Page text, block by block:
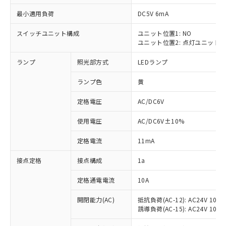
最小適用負荷 DC5V 6mA
スイッチユニット構成
ユニット位置1: NO
ユニット位置2: 点灯ユニット
ランプ 照光部方式 LEDランプ
ランプ色 黄
定格電圧 AC/DC6V
使用電圧 AC/DC6V±10%
定格電流 11mA
接点定格 接点構成 1a
定格通電電流 10A
開閉能力(AC)
抵抗負荷(AC-12): AC24V 10A/
誘導負荷(AC-15): AC24V
以下の条件をお読みいただき、同意のうえ
本サービスは、当社制御機器事業取扱
商品の当社在庫状況および標準価格
(税抜)を提供させていただくもので
当社制御機器事業取扱商品の中には、
本サービスの対象外となる商品もある
非含有に対応した製品が提供可能な商品で
対応予定：EU RoHS指令（10物質）の非含
有に対応した製品に切り替える予定のある
対応予定なし：EU RoHS指令（10物質）の
非含有に非対応の商品で、対応品を出す予
調査・確認中：EU RoHS指令（10物質）の
非含有の対応状況を調査中または確認中の
非該当品：ライセンス料など無形物で、有
害物質有無と関係のない商品です。
仕入先様の事情により、非含有部品として
「○」：最大均質材料含有率が中国RoHSの
基準値以下であることを示します。
「×」：最大均質材料含有率が中国RoHSの